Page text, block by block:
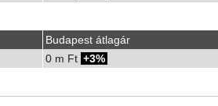
Budapest átlagár
0 m Ft 3%